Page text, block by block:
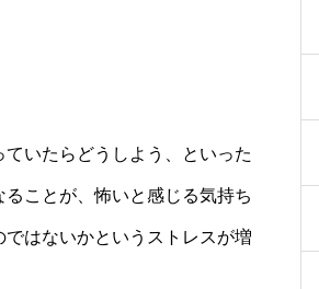
いたらどうしよう、といった
ことが、怖いと感じる気持ち
はないかというストレスが増